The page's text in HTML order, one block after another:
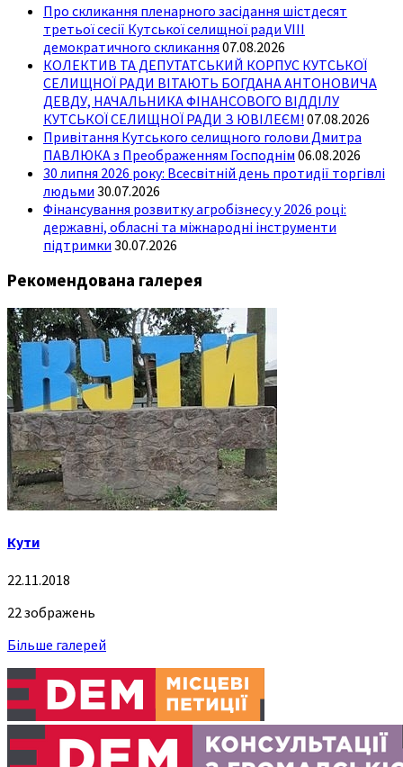
Про скликання пленарного засідання шістдесят
третьої сесії Кутської селищної ради VIII
демократичного скликання 07.08.2026
КОЛЕКТИВ ТА ДЕПУТАТСЬКИЙ КОРПУС КУТСЬКОЇ
СЕЛИЩНОЇ РАДИ ВІТАЮТЬ БОГДАНА АНТОНОВИЧА
ДЕВДУ, НАЧАЛЬНИКА ФІНАНСОВОГО ВІДДІЛУ
КУТСЬКОЇ СЕЛИЩНОЇ РАДИ З ЮВІЛЕЄМ! 07.08.2026
Привітання Кутського селищного голови Дмитра
ПАВЛЮКА з Преображенням Господнім 06.08.2026
30 липня 2026 року: Всесвітній день протидії торгівлі
людьми 30.07.2026
Фінансування розвитку агробізнесу у 2026 році:
державні, обласні та міжнародні інструменти
підтримки 30.07.2026
Рекомендована галерея
Кути
22.11.2018
22 зображень
Більше галерей